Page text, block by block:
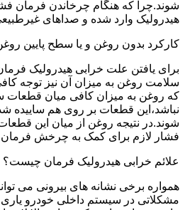
شوند.چرا که هنگام چرخاندن فرمان
هیدرولیک وارد شده و صداهای
کارکرد بدون روغن و یا سطح پایین
برای یافتن علت خرابی هیدرولیک
سلامت روغن به میزان آن نیز توجه
که روغن به میزان کافی میان قطعات
نباشد،این قطعات بر روی هم ساییده
شوند.در نتیجه روغن از میان این
فشار لازم برای کمک به چرخش فرمان
علائم خرابی هیدرولیک فرمان چیست؟
همواره برخی نشانه های بیرونی می
مشکلاتی در سیستم داخلی خودرو